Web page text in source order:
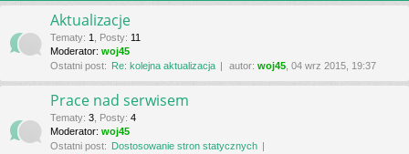
Aktualizacje
Tematy: 1 Posty: 11
Moderator: woj45
Ostatni post: Re: kolejna aktualizacja autor: woj45 , 04 wrz 2015, 19:37
Prace nad serwisem
Tematy: 3 Posty: 4
Moderator: woj45
Ostatni post: Dostosowanie stron statycznych